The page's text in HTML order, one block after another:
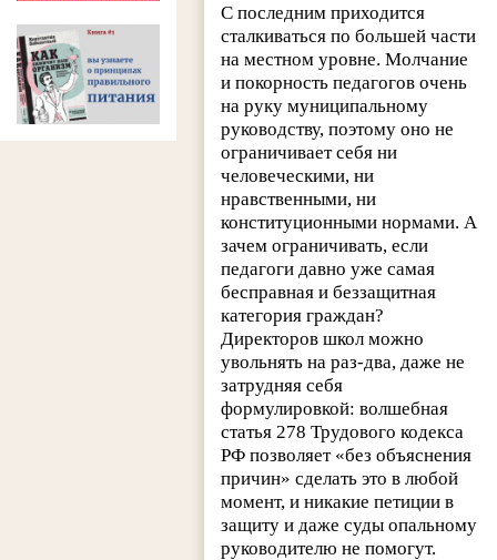
С последним приходится
сталкиваться по большей части
на местном уровне. Молчание
и покорность педагогов очень
на руку муниципальному
руководству, поэтому оно не
ограничивает себя ни
человеческими, ни
нравственными, ни
конституционными нормами. А
зачем ограничивать, если
педагоги давно уже самая
бесправная и беззащитная
категория граждан?
Директоров школ можно
увольнять на раз-два, даже не
затрудняя себя
формулировкой: волшебная
статья 278 Трудового кодекса
РФ позволяет «без объяснения
причин» сделать это в любой
момент, и никакие петиции в
защиту и даже суды опальному
руководителю не помогут.